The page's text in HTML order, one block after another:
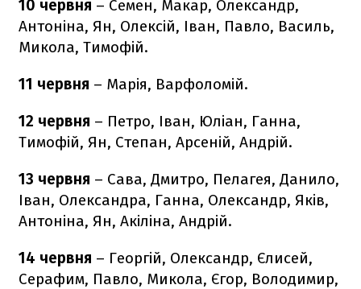
10 червня – Семен, Макар, Олександр,
Антоніна, Ян, Олексій, Іван, Павло, Василь,
Микола, Тимофій.
11 червня – Марія, Варфоломій.
12 червня – Петро, Іван, Юліан, Ганна,
Тимофій, Ян, Степан, Арсеній, Андрій.
13 червня – Сава, Дмитро, Пелагея, Данило,
Іван, Олександра, Ганна, Олександр, Яків,
Антоніна, Ян, Акіліна, Андрій.
14 червня – Георгій, Олександр, Єлисей,
Серафим, Павло, Микола, Єгор, Володимир,